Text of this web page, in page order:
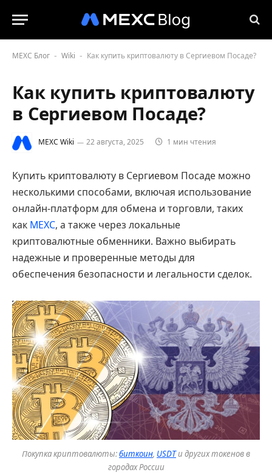
MEXC Блог - Wiki - Как купить криптовалюту в Сергиевом Посаде?
Как купить криптовалюту
в Сергиевом Посаде?
MEXC Wiki 22 августа, 2025 1 мин чтения
Купить криптовалюту в Сергиевом Посаде можно
несколькими способами, включая использование
онлайн-платформ для обмена и торговли, таких
как MEXC, а также через локальные
криптовалютные обменники. Важно выбирать
надежные и проверенные методы для
обеспечения безопасности и легальности сделок.
Покупка криптовалюты:биткоин, USDTи других токенов в
городах России